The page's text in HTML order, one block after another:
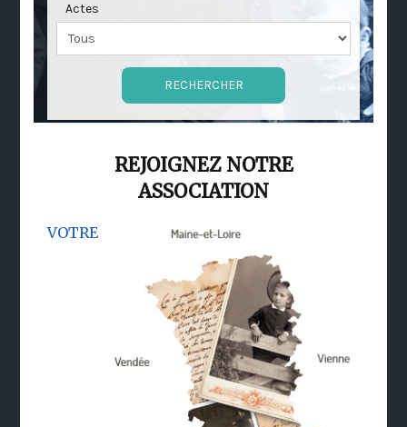
Actes
REJOIGNEZ NOTRE
ASSOCIATION
VOTRE